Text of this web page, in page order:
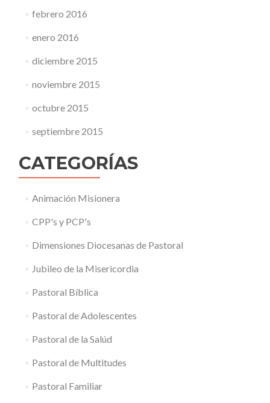
febrero 2016
enero 2016
diciembre 2015
noviembre 2015
octubre 2015
septiembre 2015
CATEGORÍAS
Animación Misionera
CPP's y PCP's
Dimensiones Diocesanas de Pastoral
Jubileo de la Misericordia
Pastoral Bíblica
Pastoral de Adolescentes
Pastoral de la Salúd
Pastoral de Multitudes
Pastoral Familiar